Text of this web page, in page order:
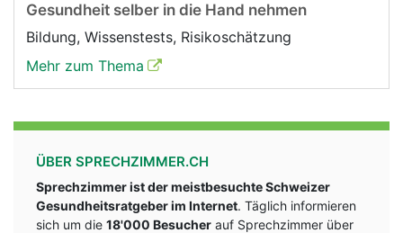
Gesundheit selber in die Hand nehmen
Bildung, Wissenstests, Risikoschätzung
Mehr zum Thema
ÜBER SPRECHZIMMER.CH
Sprechzimmer ist der meistbesuchte Schweizer
Gesundheitsratgeber im Internet. Täglich informieren
sich um die 18'000 Besucher auf Sprechzimmer über